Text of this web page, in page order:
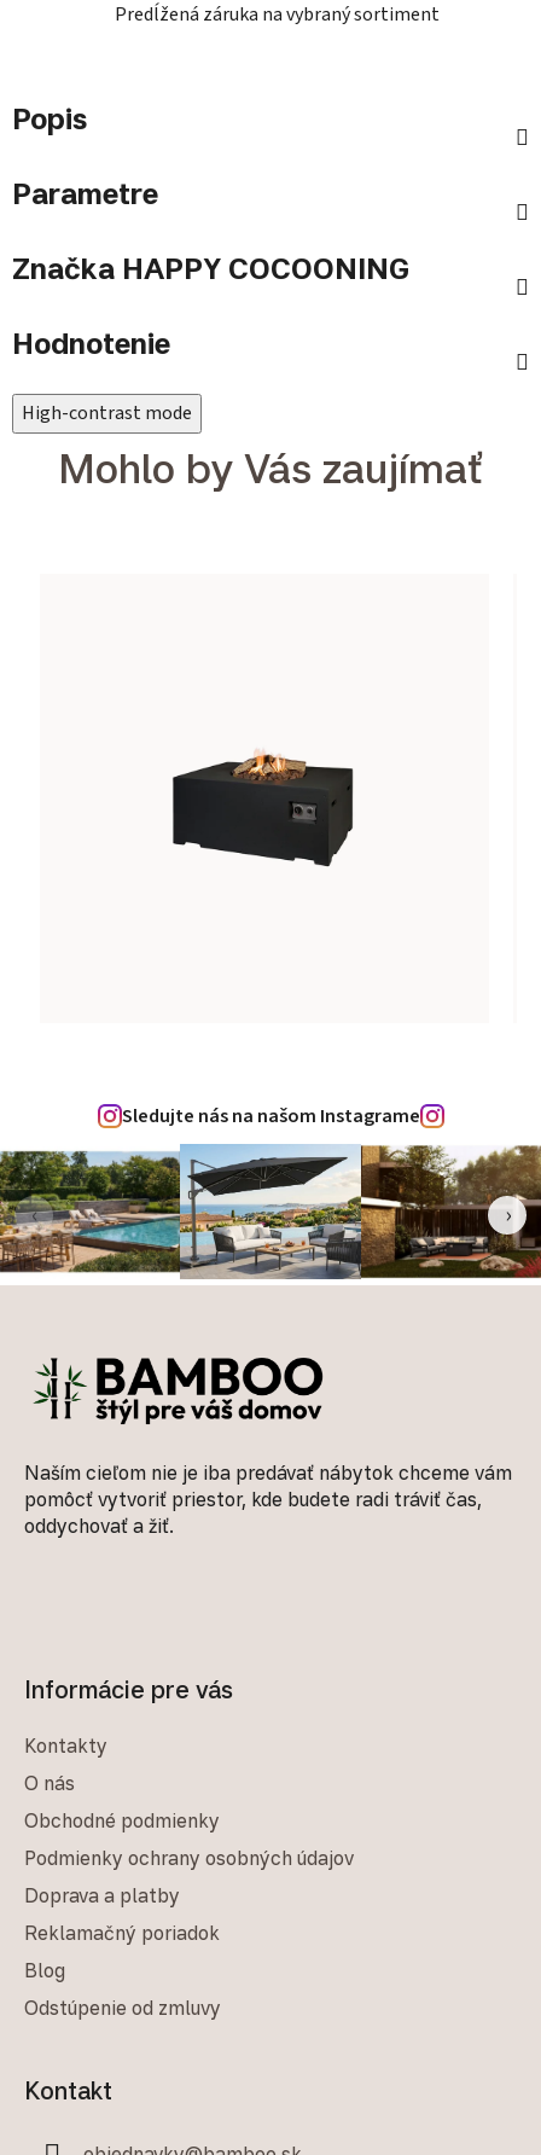
Predĺžená záruka na vybraný sortiment
Popis
Parametre
Značka HAPPY COCOONING
Hodnotenie
High-contrast mode
Mohlo by Vás zaujímať
Sledujte nás na našom Instagrame
‹ ›
Naším cieľom nie je iba predávať nábytok chceme vám
pomôcť vytvoriť priestor, kde budete radi tráviť čas,
oddychovať a žiť.
Informácie pre vás
Kontakty
O nás
Obchodné podmienky
Podmienky ochrany osobných údajov
Doprava a platby
Reklamačný poriadok
Blog
Odstúpenie od zmluvy
Kontakt